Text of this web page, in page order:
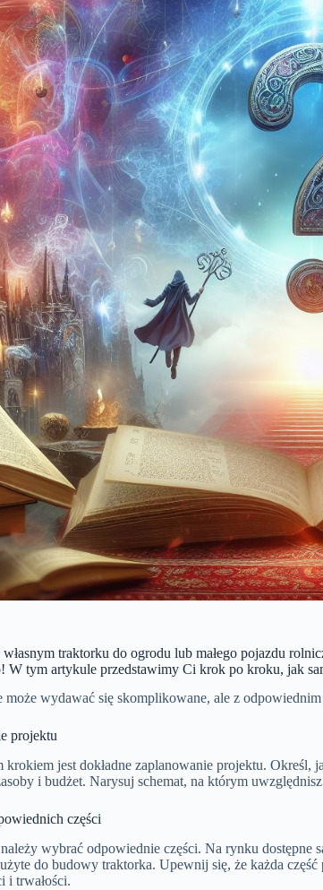
traktorku do ogrodu lub małego pojazdu
W tym artykule przedstawimy Ci krok po kroku, jak
może wydawać się skomplikowane, ale z
projektu
krokiem jest dokładne zaplanowanie projektu. Określ,
i budżet. Narysuj schemat, na którym
części
wybrać odpowiednie części. Na rynku
do budowy traktorka. Upewnij się, że każda
i trwałości.